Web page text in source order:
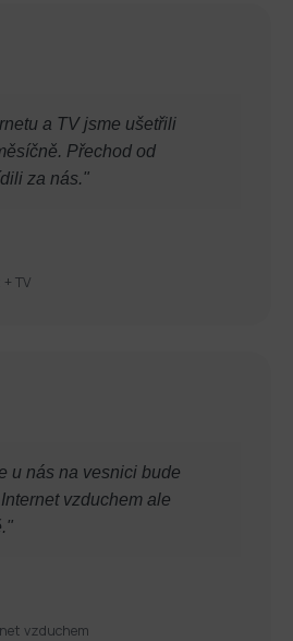
a TV jsme ušetřili
Přechod od
za nás."
TV
u nás na vesnici bude
vzduchem ale
vzduchem